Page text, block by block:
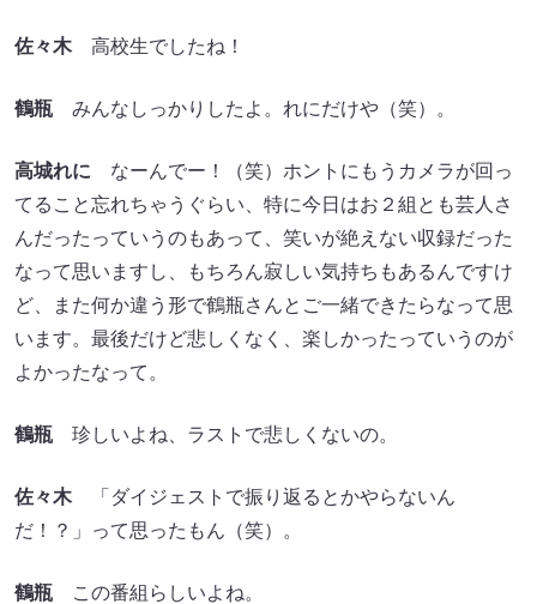
佐々木高校生でしたね！
鶴瓶 みんなしっかりしたよ。れにだけや（笑）。
高城れに なーんでー！（笑）ホントにもうカメラが回っ
てること忘れちゃうぐらい、特に今日はお２組とも芸人さ
んだったっていうのもあって、笑いが絶えない収録だった
なって思いますし、もちろん寂しい気持ちもあるんですけ
ど、また何か違う形で鶴瓶さんとご一緒できたらなって思
います。最後だけど悲しくなく、楽しかったっていうのが
よかったなって。
鶴瓶 珍しいよね、ラストで悲しくないの。
佐々木「ダイジェストで振り返るとかやらないん
だ！？」って思ったもん（笑）。
鶴瓶 この番組らしいよね。